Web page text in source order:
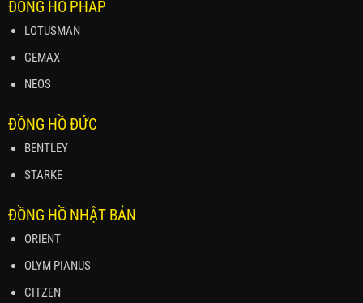
ĐỒNG HỒ PHÁP
LOTUSMAN
GEMAX
NEOS
ĐỒNG HỒ ĐỨC
BENTLEY
STARKE
ĐỒNG HỒ NHẬT BẢN
ORIENT
OLYM PIANUS
CITZEN